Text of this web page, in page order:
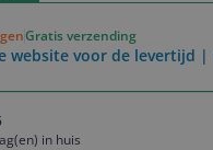
Gratis verzending
website voor de levertijd |
in huis